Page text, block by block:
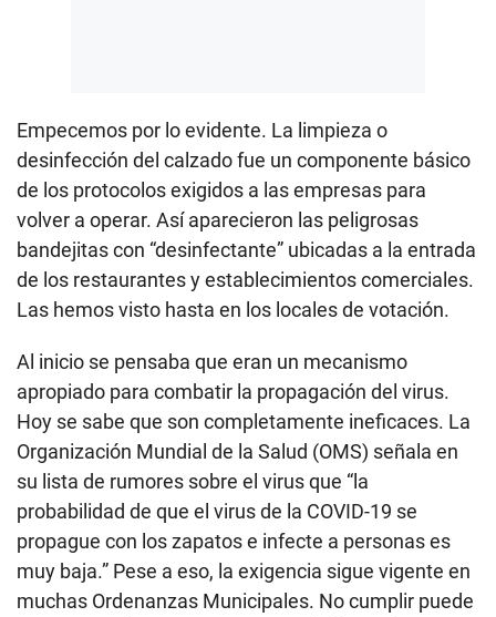
Empecemos por lo evidente. La limpieza o
desinfección del calzado fue un componente básico
de los protocolos exigidos a las empresas para
volver a operar. Así aparecieron las peligrosas
bandejitas con “desinfectante” ubicadas a la entrada
de los restaurantes y establecimientos comerciales.
Las hemos visto hasta en los locales de votación.
Al inicio se pensaba que eran un mecanismo
apropiado para combatir la propagación del virus.
Hoy se sabe que son completamente ineficaces. La
Organización Mundial de la Salud (OMS) señala en
su lista de rumores sobre el virus que “la
probabilidad de que el virus de la COVID-19 se
propague con los zapatos e infecte a personas es
muy baja.” Pese a eso, la exigencia sigue vigente en
muchas Ordenanzas Municipales. No cumplir puede